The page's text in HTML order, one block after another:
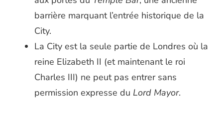
barrière marquant l’entrée historique de la
City.
La City est la seule partie de Londres où la
reine Elizabeth II (et maintenant le roi
Charles III) ne peut pas entrer sans
permission expresse du Lord Mayor.